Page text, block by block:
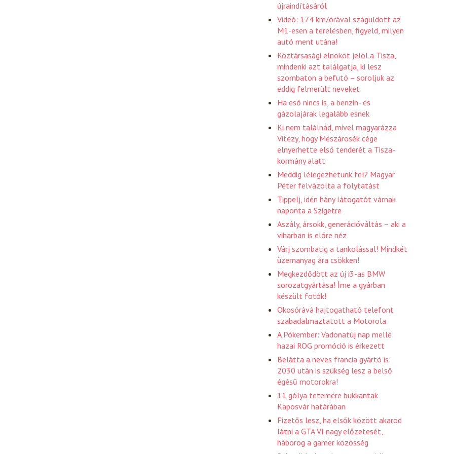
újraindításáról
Videó: 174 km/órával száguldott az
M1-esen a terelésben, figyeld, milyen
autó ment utána!
Köztársasági elnököt jelöl a Tisza,
mindenki azt találgatja, ki lesz
szombaton a befutó – soroljuk az
eddig felmerült neveket
Ha eső nincs is, a benzin- és
gázolajárak legalább esnek
Ki nem találnád, mivel magyarázza
Vitézy, hogy Mészárosék cége
elnyerhette első tenderét a Tisza-
kormány alatt
Meddig lélegezhetünk fel? Magyar
Péter felvázolta a folytatást
Tippelj, idén hány látogatót várnak
naponta a Szigetre
Aszály, ársokk, generációváltás – aki a
viharban is előre néz
Várj szombatig a tankolással! Mindkét
üzemanyag ára csökken!
Megkezdődött az új i3-as BMW
sorozatgyártása! Íme a gyárban
készült fotók!
Okosórává hajtogatható telefont
szabadalmaztatott a Motorola
A Pókember: Vadonatúj nap mellé
hazai ROG promóció is érkezett
Belátta a neves francia gyártó is:
2030 után is szükség lesz a belső
égésű motorokra!
11 gólya tetemére bukkantak
Kaposvár határában
Fizetős lesz, ha elsők között akarod
látni a GTA VI nagy előzetesét,
háborog a gamer közösség